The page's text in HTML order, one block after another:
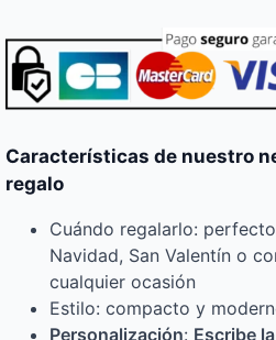
Características de nuestro
regalo
Cuándo regalarlo:
Navidad, San Valentín o
cualquier ocasión
Estilo: compacto y
Personalización: Escribe